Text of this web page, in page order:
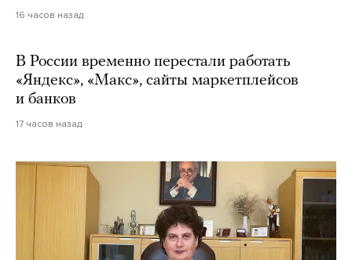
16 часов назад
В России временно перестали работать
«Яндекс», «Макс», сайты маркетплейсов
и банков
17 часов назад